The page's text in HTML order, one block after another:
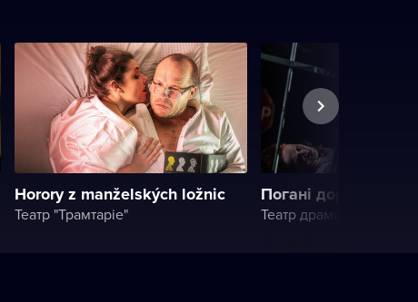
Horory z manželských ložnic
Театр "Трамтаріе"
Погані дороги